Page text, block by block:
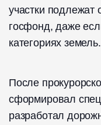
участки подлежат
госфонд, даже
категориях земель.
После
сформировал
разработал